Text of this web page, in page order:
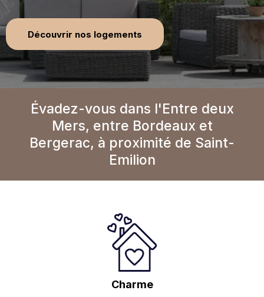
Découvrir nos logements
Évadez-vous dans l'Entre deux
Mers, entre Bordeaux et
Bergerac, à proximité de Saint-
Emilion
Charme